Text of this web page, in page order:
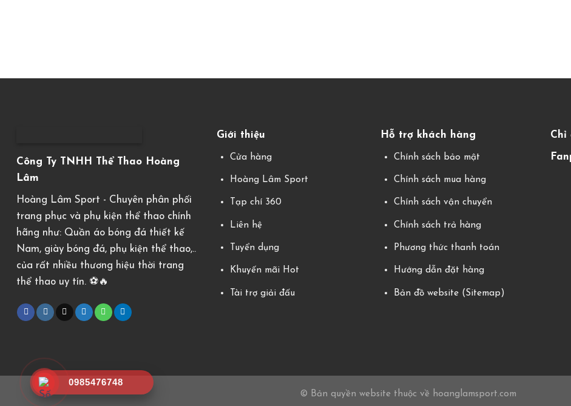
Công Ty TNHH Thể Thao Hoàng
Lâm
Hoàng Lâm Sport - Chuyên phân phối
trang phục và phụ kiện thể thao chính
hãng như: Quần áo bóng đá thiết kế
Nam, giày bóng đá, phụ kiện thể thao,..
của rất nhiều thương hiệu thời trang
thể thao uy tín. ⚽️🔥
Giới thiệu
Cửa hàng
Hoàng Lâm Sport
Tạp chí 360
Liên hệ
Tuyển dụng
Khuyến mãi Hot
Tài trợ giải đấu
Hỗ trợ khách hàng
Chính sách bảo mật
Chính sách mua hàng
Chính sách vận chuyển
Chính sách trả hàng
Phương thức thanh toán
Hướng dẫn đặt hàng
Bản đồ website (Sitemap)
Chỉ
© Bản quyền website thuộc về hoanglamsport.com
0985476748